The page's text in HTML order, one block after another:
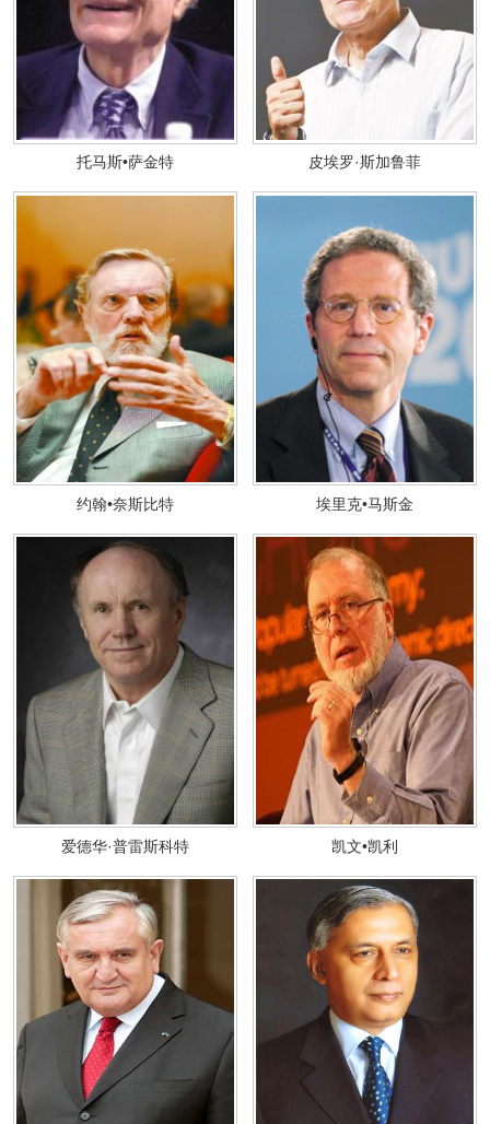
托马斯•萨金特 皮埃罗·斯加鲁菲
约翰•奈斯比特 埃里克•马斯金
爱德华·普雷斯科特 凯文•凯利